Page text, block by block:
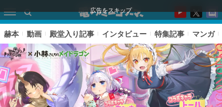
広告をスキップ
赫本 動画 殿堂入り記事 インタビュー 特集記事 マンガ